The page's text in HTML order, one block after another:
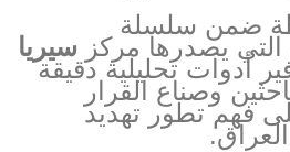
ضمن سلسلة
التي يصدرها مركز سيريا
أدوات تحليلية دقيقة
وصناع القرار
فهم تطور تهديد